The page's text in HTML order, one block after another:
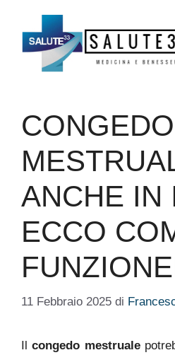
contenuto
CONGEDO
ANCHE IN
ECCO
11 Febbraio 2025 di
Ilcongedo mestruale